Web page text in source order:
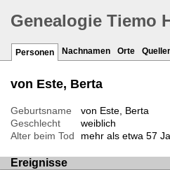
Genealogie Tiemo
Personen Nachnamen Orte
von Este, Berta
Geburtsname
von Este, Berta
Geschlecht
weiblich
Alter beim Tod
mehr als etwa 57
Ereignisse